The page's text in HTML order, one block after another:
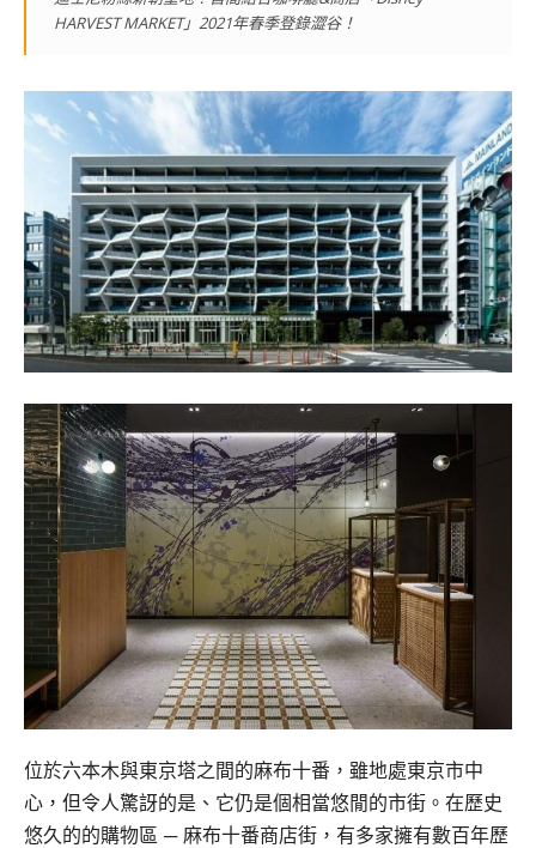
HARVEST MARKET」2021年春季登錄澀谷！
位於六本木與東京塔之間的麻布十番，雖地處東京市中
心，但令人驚訝的是、它仍是個相當悠閒的市街。在歷史
悠久的的購物區 ─ 麻布十番商店街，有多家擁有數百年歷